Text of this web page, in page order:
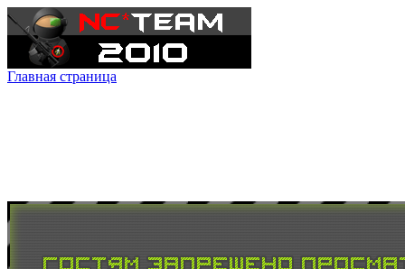
Главная страница